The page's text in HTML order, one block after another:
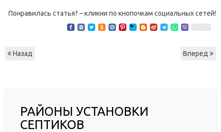
Понравилась статья? – кликни по кнопочкам социальных сетей!
Назад Вперед
РАЙОНЫ УСТАНОВКИ
СЕПТИКОВ